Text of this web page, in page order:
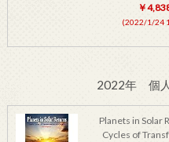
￥
(2022/1/24
2022年 個
Planets in Solar
Cycles of